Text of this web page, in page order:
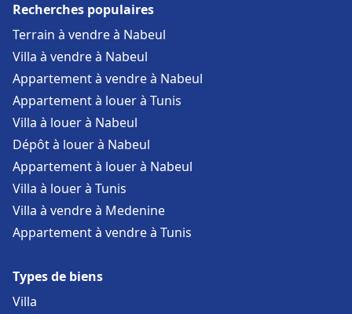
Recherches populaires
Terrain à vendre à Nabeul
Villa à vendre à Nabeul
Appartement à vendre à Nabeul
Appartement à louer à Tunis
Villa à louer à Nabeul
Dépôt à louer à Nabeul
Appartement à louer à Nabeul
Villa à louer à Tunis
Villa à vendre à Medenine
Appartement à vendre à Tunis
Types de biens
Villa